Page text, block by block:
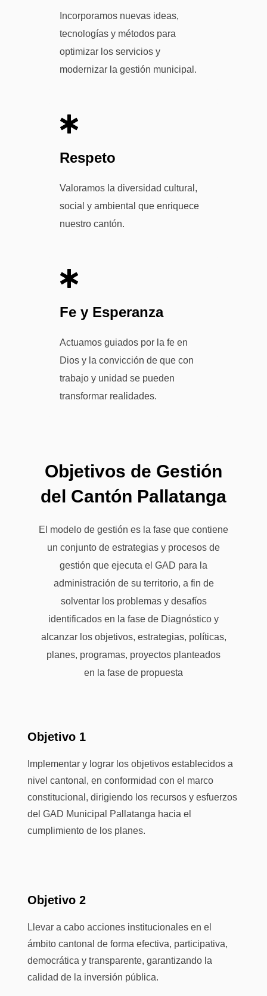
Incorporamos nuevas ideas,
tecnologías y métodos para
optimizar los servicios y
modernizar la gestión municipal.
Respeto
Valoramos la diversidad cultural,
social y ambiental que enriquece
nuestro cantón.
Fe y Esperanza
Actuamos guiados por la fe en
Dios y la convicción de que con
trabajo y unidad se pueden
transformar realidades.
Objetivos de Gestión
del Cantón Pallatanga
El modelo de gestión es la fase que contiene
un conjunto de estrategias y procesos de
gestión que ejecuta el GAD para la
administración de su territorio, a fin de
solventar los problemas y desafíos
identificados en la fase de Diagnóstico y
alcanzar los objetivos, estrategias, políticas,
planes, programas, proyectos planteados
en la fase de propuesta
Objetivo 1
Implementar y lograr los objetivos establecidos a
nivel cantonal, en conformidad con el marco
constitucional, dirigiendo los recursos y esfuerzos
del GAD Municipal Pallatanga hacia el
cumplimiento de los planes.
Objetivo 2
Llevar a cabo acciones institucionales en el
ámbito cantonal de forma efectiva, participativa,
democrática y transparente, garantizando la
calidad de la inversión pública.